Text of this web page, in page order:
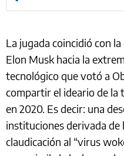
La jugada coincidió con
Elon Musk hacia la
tecnológico que votó a
compartir el ideario de la
en 2020. Es decir: una
instituciones derivada de
claudicación al “virus